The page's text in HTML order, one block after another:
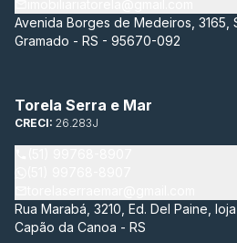
Avenida Borges de Medeiros, 3165,
Gramado - RS - 95670-092
Torela Serra e Mar
CRECI: 26.283J
Rua Marabá, 3210, Ed. Del Paine,
Capão da Canoa - RS